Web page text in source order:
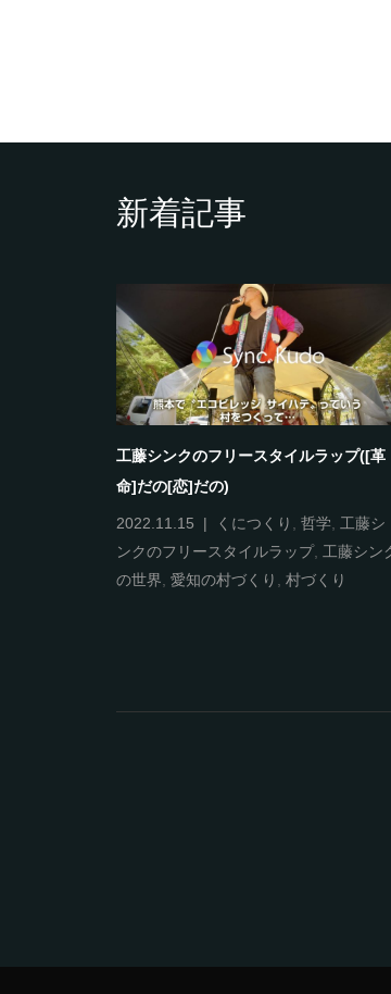
新着記事
工藤シンクのフリースタイルラップ([革
命]だの[恋]だの)
2022.11.15 くにつくり , 哲学, 工藤シ
ンクのフリースタイルラップ, 工藤シン
の世界, 愛知の村づくり , 村づくり